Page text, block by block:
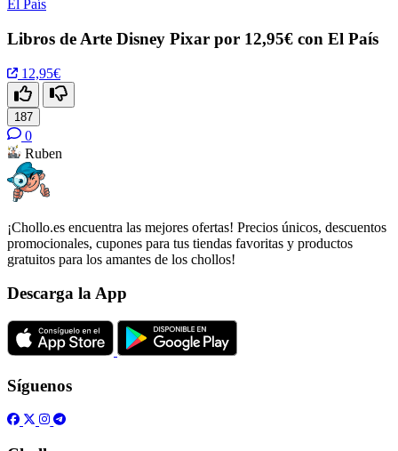
El País
Libros de Arte Disney Pixar por 12,95€ con El País
12,95€
187
0
Ruben
¡Chollo.es encuentra las mejores ofertas! Precios únicos, descuentos
promocionales, cupones para tus tiendas favoritas y productos
gratuitos para los amantes de los chollos!
Descarga la App
Síguenos